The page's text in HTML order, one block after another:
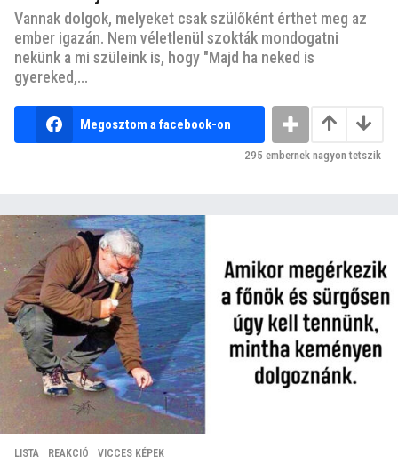
Vannak dolgok, melyeket csak szülőként érthet meg az
ember igazán. Nem véletlenül szokták mondogatni
nekünk a mi szüleink is, hogy "Majd ha neked is
gyereked,...
Megosztom a facebook-on
295 embernek nagyon tetszik
LISTA ,REAKCIÓ ,VICCES KÉPEK